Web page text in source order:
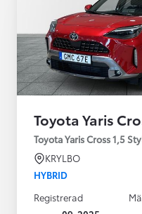
Toyota Yaris
Toyota Yaris Cross 1,5
KRYLBO
HYBRID
Registrerad